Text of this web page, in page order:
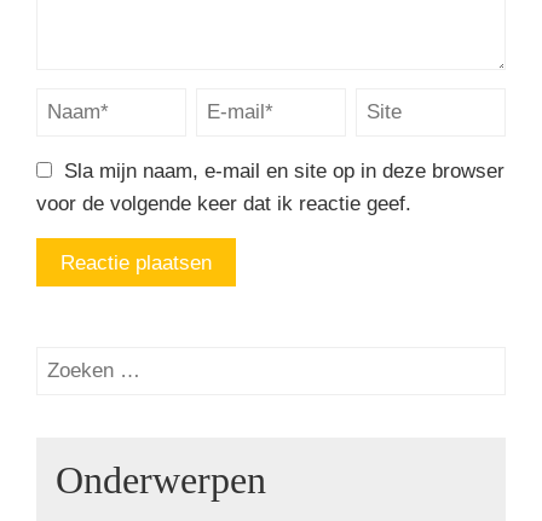
Sla mijn naam, e-mail en site op in deze browser
voor de volgende keer dat ik reactie geef.
Onderwerpen